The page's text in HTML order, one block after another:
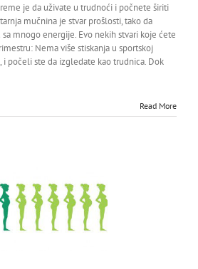
je da uživate u trudnoći i počnete širiti
mučnina je stvar prošlosti, tako da
mnogo energije. Evo nekih stvari koje ćete
Nema više stiskanja u sportskoj
i počeli ste da izgledate kao trudnica. Dok
Read More